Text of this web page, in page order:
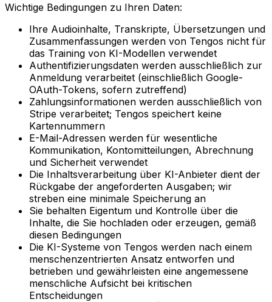
Wichtige Bedingungen zu Ihren Daten:
Ihre Audioinhalte, Transkripte, Übersetzungen und
Zusammenfassungen werden von Tengos nicht für
das Training von KI-Modellen verwendet
Authentifizierungsdaten werden ausschließlich zur
Anmeldung verarbeitet (einschließlich Google-
OAuth-Tokens, sofern zutreffend)
Zahlungsinformationen werden ausschließlich von
Stripe verarbeitet; Tengos speichert keine
Kartennummern
E-Mail-Adressen werden für wesentliche
Kommunikation, Kontomitteilungen, Abrechnung
und Sicherheit verwendet
Die Inhaltsverarbeitung über KI-Anbieter dient der
Rückgabe der angeforderten Ausgaben; wir
streben eine minimale Speicherung an
Sie behalten Eigentum und Kontrolle über die
Inhalte, die Sie hochladen oder erzeugen, gemäß
diesen Bedingungen
Die KI-Systeme von Tengos werden nach einem
menschenzentrierten Ansatz entworfen und
betrieben und gewährleisten eine angemessene
menschliche Aufsicht bei kritischen
Entscheidungen